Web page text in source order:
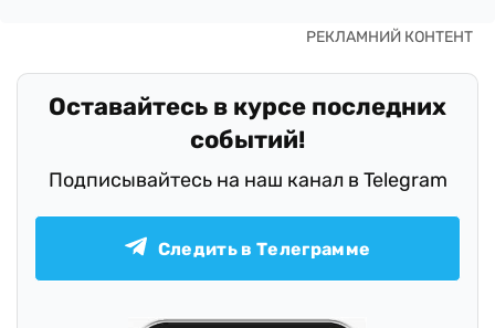
Оставайтесь в курсе последних
событий!
Подписывайтесь на наш канал в Telegram
Следить в Телеграмме